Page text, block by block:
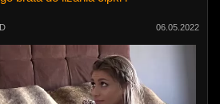
06.05.2022